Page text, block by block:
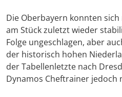
Die Oberbayern konnten
am Stück zuletzt wieder
Folge ungeschlagen, aber
der historisch hohen
der Tabellenletzte nach
Dynamos Cheftrainer jedoch